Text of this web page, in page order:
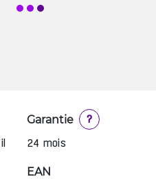
Garantie
?
24 mois
EAN